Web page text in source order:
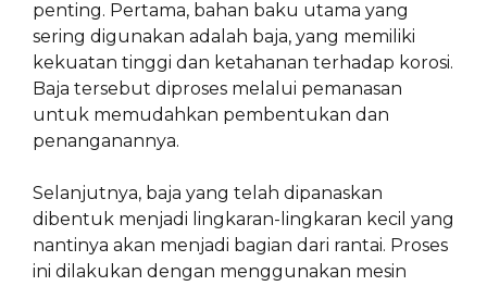
penting. Pertama, bahan baku utama yang
sering digunakan adalah baja, yang memiliki
kekuatan tinggi dan ketahanan terhadap korosi.
Baja tersebut diproses melalui pemanasan
untuk memudahkan pembentukan dan
penanganannya.
Selanjutnya, baja yang telah dipanaskan
dibentuk menjadi lingkaran-lingkaran kecil yang
nantinya akan menjadi bagian dari rantai. Proses
ini dilakukan dengan menggunakan mesin